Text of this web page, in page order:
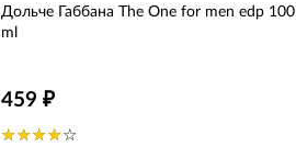
Дольче Габбана The One for men edp 100
ml
459